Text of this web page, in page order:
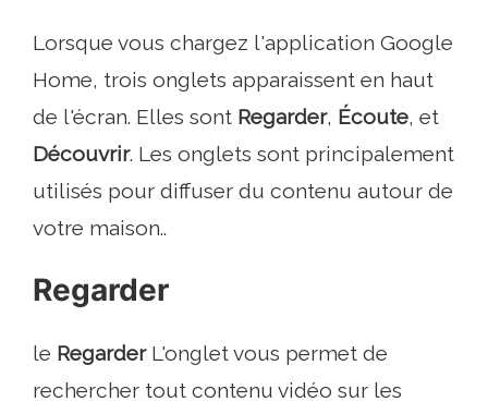
Lorsque vous chargez l'application Google
Home, trois onglets apparaissent en haut
de l'écran. Elles sont Regarder, Écoute, et
Découvrir. Les onglets sont principalement
utilisés pour diffuser du contenu autour de
votre maison..
Regarder
le RegarderL'onglet vous permet de
rechercher tout contenu vidéo sur les